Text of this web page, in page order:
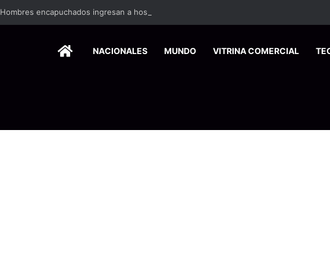
Hombres encapuchados ingresan a hospital de Nicoya y matan a paciente a balazos
HOMENACIONALES MUNDO VITRINA COMERCIAL